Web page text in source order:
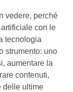
vedere, perché
con le
tecnologia
strumento: uno
aumentare la
contenuti,
delle ultime